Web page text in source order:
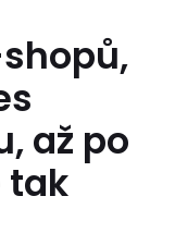
až po
tak